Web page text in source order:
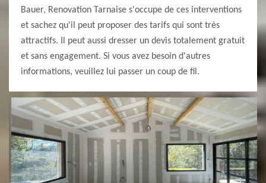
Bauer, Renovation Tarnaise s'occupe de ces interventions
et sachez qu'il peut proposer des tarifs qui sont très
attractifs. Il peut aussi dresser un devis totalement gratuit
et sans engagement. Si vous avez besoin d'autres
informations, veuillez lui passer un coup de fil.